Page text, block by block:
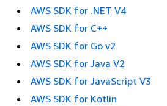
AWS SDK for .NET V4
AWS SDK for C++
AWS SDK for Go v2
AWS SDK for Java V2
AWS SDK for JavaScript V3
AWS SDK for Kotlin